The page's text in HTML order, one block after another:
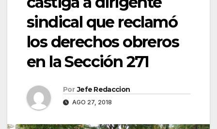
sindical que reclamó
los derechos obreros
en la Sección 271
Por Jefe Redaccion
AGO 27, 2018